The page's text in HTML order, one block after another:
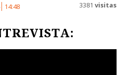
14:48 3381 visitas